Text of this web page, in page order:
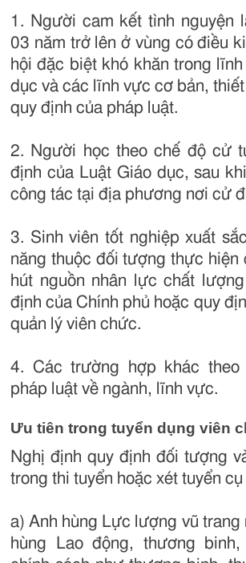
1. Người cam kết tình nguyện
03 năm trở lên ở vùng có điều
hội đặc biệt khó khăn trong
dục và các lĩnh vực cơ bản,
quy định của pháp luật.
2. Người học theo chế độ cử
định của Luật Giáo dục, sau
công tác tại địa phương nơi cử
3. Sinh viên tốt nghiệp xuất
năng thuộc đối tượng thực hiện
hút nguồn nhân lực chất
định của Chính phủ hoặc quy
quản lý viên chức.
4. Các trường hợp khác theo
pháp luật về ngành, lĩnh vực.
Ưu tiên trong tuyển dụng viên
Nghị định quy định đối tượng
trong thi tuyển hoặc xét tuyển
a) Anh hùng Lực lượng vũ trang
hùng Lao động, thương